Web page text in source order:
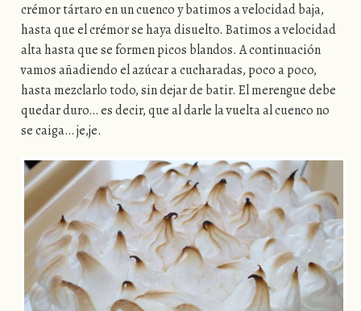
crémor tártaro en un cuenco y batimos a velocidad baja,
hasta que el crémor se haya disuelto. Batimos a velocidad
alta hasta que se formen picos blandos. A continuación
vamos añadiendo el azúcar a cucharadas, poco a poco,
hasta mezclarlo todo, sin dejar de batir. El merengue debe
quedar duro… es decir, que al darle la vuelta al cuenco no
se caiga… je,je.